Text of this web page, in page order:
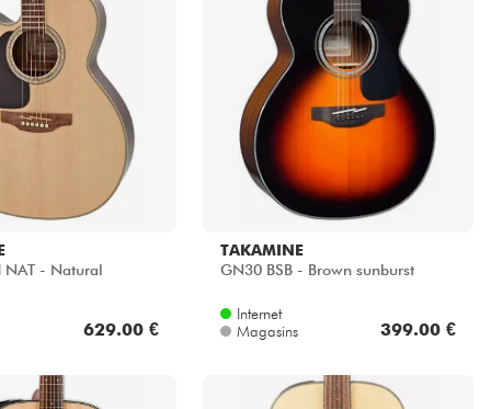
NAT - Natural
629.00 €
TAKAMINE
GN30 BSB - Brown sunburst
Internet
Magasins
399.00 €